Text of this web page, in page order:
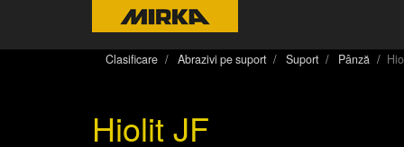
Clasificare Abrazivi pe suport Suport Pânză
Hiolit JF